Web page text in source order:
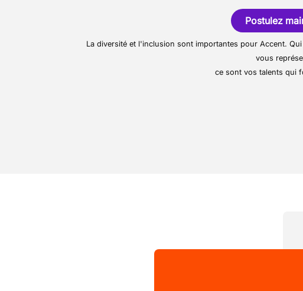
Respecter les règles de
transport routier
Garantir l’entretien courant
Représenter l’entreprise
logistique, de 1 kg jusqu’aux
Postulez
La diversité et l'inclusion sont importantes pour Accent.
vous
ce sont vos talents qui